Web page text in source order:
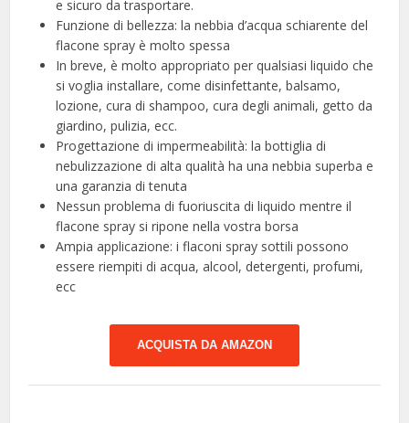
e sicuro da trasportare.
Funzione di bellezza: la nebbia d’acqua schiarente del
flacone spray è molto spessa
In breve, è molto appropriato per qualsiasi liquido che
si voglia installare, come disinfettante, balsamo,
lozione, cura di shampoo, cura degli animali, getto da
giardino, pulizia, ecc.
Progettazione di impermeabilità: la bottiglia di
nebulizzazione di alta qualità ha una nebbia superba e
una garanzia di tenuta
Nessun problema di fuoriuscita di liquido mentre il
flacone spray si ripone nella vostra borsa
Ampia applicazione: i flaconi spray sottili possono
essere riempiti di acqua, alcool, detergenti, profumi,
ecc
ACQUISTA DA AMAZON